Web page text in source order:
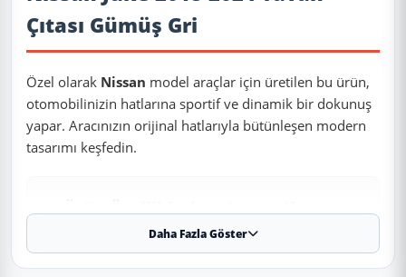
Çıtası Gümüş Gri
Özel olarak Nissan model araçlar için üretilen bu ürün,
otomobilinizin hatlarına sportif ve dinamik bir dokunuş
yapar. Aracınızın orijinal hatlarıyla bütünleşen modern
tasarımı keşfedin.
✨ Ürün Özellikleri ve Avantajları
2018 - 2019 - 2020 - 2021 - 2022 - 2023 -
2024 modelleriyle tam uyumludur.
Daha Fazla Göster